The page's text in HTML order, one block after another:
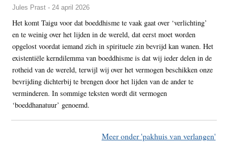
Jules Prast - 24 april 2026
Het komt Taigu voor dat boeddhisme te vaak gaat over ‘verlichting’
en te weinig over het lijden in de wereld, dat eerst moet worden
opgelost voordat iemand zich in spirituele zin bevrijd kan wanen. Het
existentiële kerndilemma van boeddhisme is dat wij ieder delen in de
rotheid van de wereld, terwijl wij over het vermogen beschikken onze
bevrijding dichterbij te brengen door het lijden van de ander te
verminderen. In sommige teksten wordt dit vermogen
‘boeddhanatuur’ genoemd.
Meer onder 'pakhuis van verlangen'